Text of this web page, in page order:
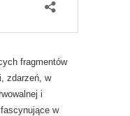
fragmentów
zdarzeń, w
i
w